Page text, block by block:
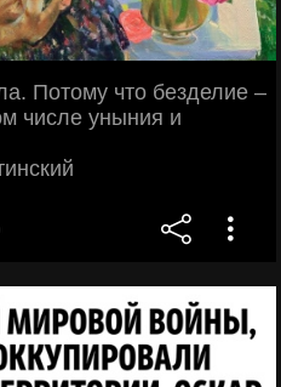
Потому что безделие –
числе уныния и